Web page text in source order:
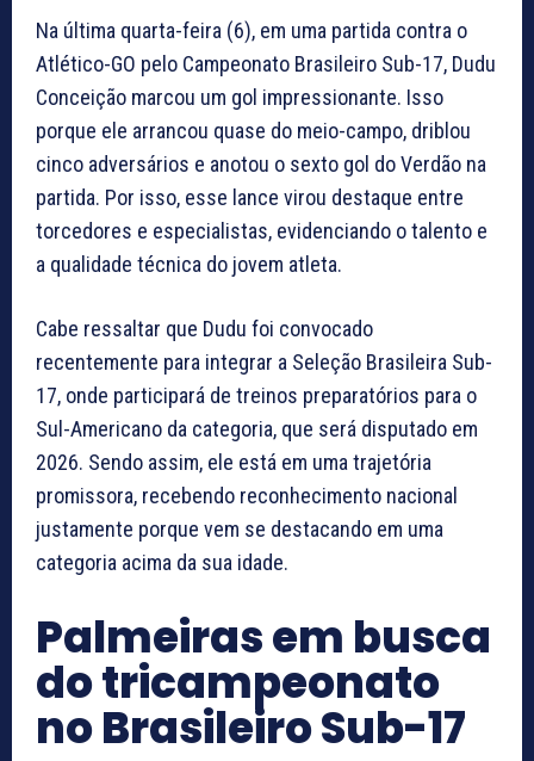
Na última quarta-feira (6), em uma partida contra o
Atlético-GO pelo Campeonato Brasileiro Sub-17, Dudu
Conceição marcou um gol impressionante. Isso
porque ele arrancou quase do meio-campo, driblou
cinco adversários e anotou o sexto gol do Verdão na
partida. Por isso, esse lance virou destaque entre
torcedores e especialistas, evidenciando o talento e
a qualidade técnica do jovem atleta.
Cabe ressaltar que Dudu foi convocado
recentemente para integrar a Seleção Brasileira Sub-
17, onde participará de treinos preparatórios para o
Sul-Americano da categoria, que será disputado em
2026. Sendo assim, ele está em uma trajetória
promissora, recebendo reconhecimento nacional
justamente porque vem se destacando em uma
categoria acima da sua idade.
Palmeiras em busca
do tricampeonato
no Brasileiro Sub-17